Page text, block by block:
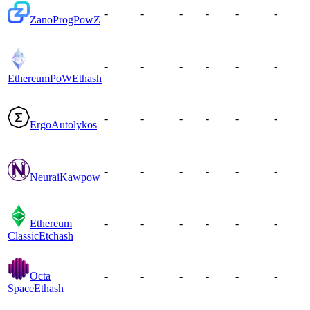
ZanoProgPowZ
- - - - - -
EthereumPoWEthash
- - - - - -
ErgoAutolykos
- - - - - -
NeuraiKawpow
- - - - - -
Ethereum
ClassicEtchash
- - - - - -
Octa
SpaceEthash
- - - - - -